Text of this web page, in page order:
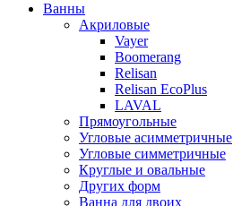
Ванны
Акриловые
Vayer
Boomerang
Relisan
Relisan EcoPlus
LAVAL
Прямоугольные
Угловые асимметричные
Угловые симметричные
Круглые и овальные
Других форм
Ванна для двоих